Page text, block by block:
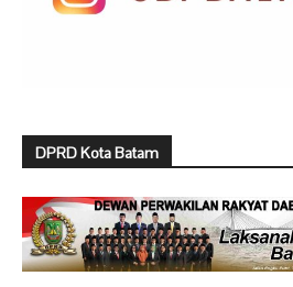
DPRD Kota Batam